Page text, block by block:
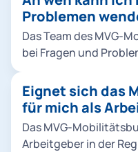
innerhalb der MVGO
Fahrten als auch den
MVG-
Problemen
Das Team des MVG-
bei Fragen und
Eignet sich das
für mich als
Das MVG-
Arbeitgeber in der